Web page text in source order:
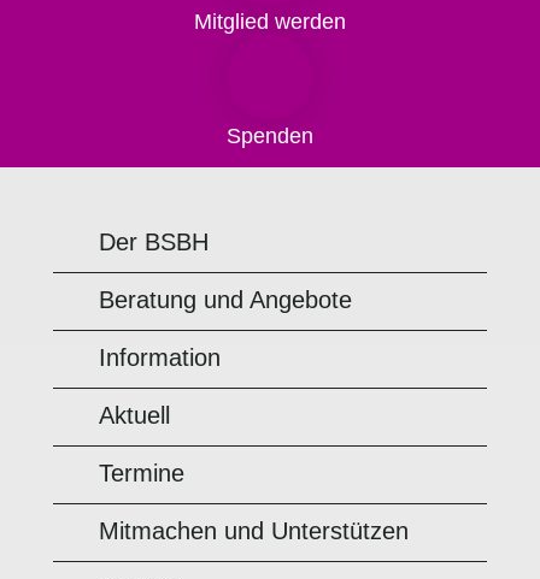
Mitglied werden
Spenden
Der BSBH
Beratung und Angebote
Information
Aktuell
Termine
Mitmachen und Unterstützen